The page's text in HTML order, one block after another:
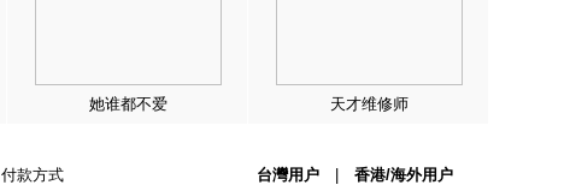
她谁都不爱 天才维修师
付款方式 台灣用户 香港/海外用户